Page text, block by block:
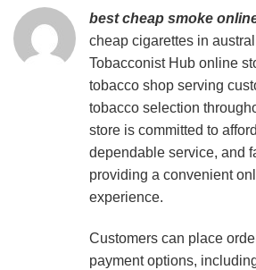
best cheap smoke
cheap cigarettes in
Tobacconist Hub online
tobacco shop serving
tobacco selection
store is committed to
dependable service, and
providing a convenient
experience.
Customers can place
payment options,